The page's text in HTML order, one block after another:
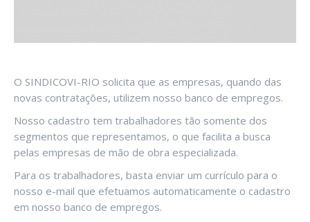
O SINDICOVI-RIO solicita que as empresas, quando das
novas contratações, utilizem nosso banco de empregos.
Nosso cadastro tem trabalhadores tão somente dos
segmentos que representamos, o que facilita a busca
pelas empresas de mão de obra especializada.
Para os trabalhadores, basta enviar um currículo para o
nosso e-mail que efetuamos automaticamente o cadastro
em nosso banco de empregos.